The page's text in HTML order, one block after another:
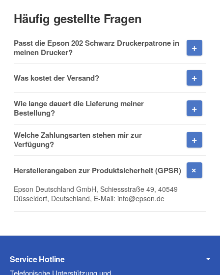
Firma
E-Mail
Häufig gestellte Fragen
Passt die Epson 202 Schwarz Druckerpatrone in
meinen Drucker?
Was kostet der Versand?
Wie lange dauert die Lieferung meiner
Bestellung?
Welche Zahlungsarten stehen mir zur
Verfügung?
Herstellerangaben zur Produktsicherheit (GPSR)
Epson Deutschland GmbH, Schiessstraße 49, 40549
Düsseldorf, Deutschland, E-Mail: info@epson.de
Service Hotline